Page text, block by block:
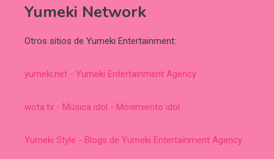
Yumeki Network
Otros sitios de Yumeki Entertainment:
yumeki.net - Yumeki Entertainment Agency
wota.tv - Música idol - Movimiento idol
Yumeki Style - Blogs de Yumeki Entertainment Agency